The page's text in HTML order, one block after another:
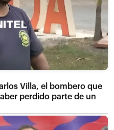
Villa, el bombero que
perdido parte de un